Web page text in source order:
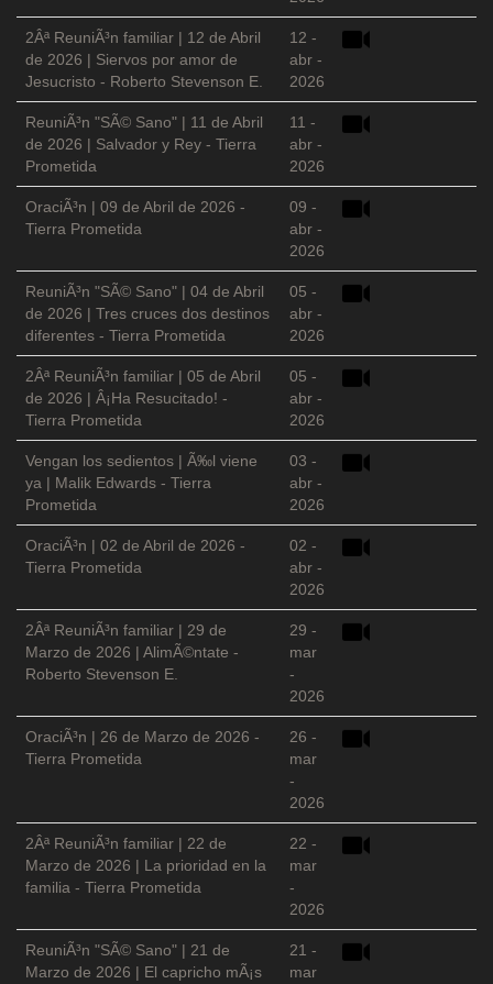
2Âª ReuniÃ³n familiar | 12 de Abril
de 2026 | Siervos por amor de
Jesucristo - Roberto Stevenson E.
12 -
abr -
2026
ReuniÃ³n "SÃ© Sano" | 11 de Abril
de 2026 | Salvador y Rey - Tierra
Prometida
11 -
abr -
2026
OraciÃ³n | 09 de Abril de 2026 -
Tierra Prometida
09 -
abr -
2026
ReuniÃ³n "SÃ© Sano" | 04 de Abril
de 2026 | Tres cruces dos destinos
diferentes - Tierra Prometida
05 -
abr -
2026
2Âª ReuniÃ³n familiar | 05 de Abril
de 2026 | Â¡Ha Resucitado! -
Tierra Prometida
05 -
abr -
2026
Vengan los sedientos | Ã‰l viene
ya | Malik Edwards - Tierra
Prometida
03 -
abr -
2026
OraciÃ³n | 02 de Abril de 2026 -
Tierra Prometida
02 -
abr -
2026
2Âª ReuniÃ³n familiar | 29 de
Marzo de 2026 | AlimÃ©ntate -
Roberto Stevenson E.
29 -
mar
-
2026
OraciÃ³n | 26 de Marzo de 2026 -
Tierra Prometida
26 -
mar
-
2026
2Âª ReuniÃ³n familiar | 22 de
Marzo de 2026 | La prioridad en la
familia - Tierra Prometida
22 -
mar
-
2026
ReuniÃ³n "SÃ© Sano" | 21 de
Marzo de 2026 | El capricho mÃ¡s
21 -
mar